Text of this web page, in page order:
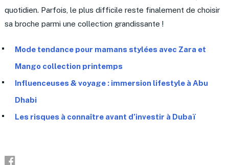
quotidien. Parfois, le plus difficile reste finalement de choisir
sa broche parmi une collection grandissante !
Mode tendance pour mamans stylées avec Zara et
Mango collection printemps
Influenceuses & voyage : immersion lifestyle à Abu
Dhabi
Les risques à connaître avant d’investir à Dubaï